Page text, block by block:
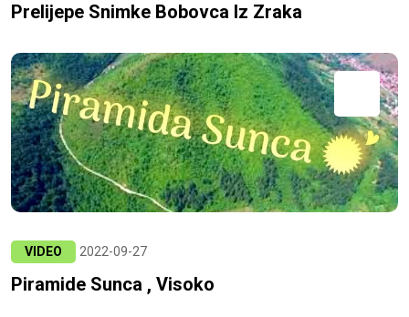
Prelijepe Snimke Bobovca Iz Zraka
VIDEO 2022-09-27
Piramide Sunca , Visoko